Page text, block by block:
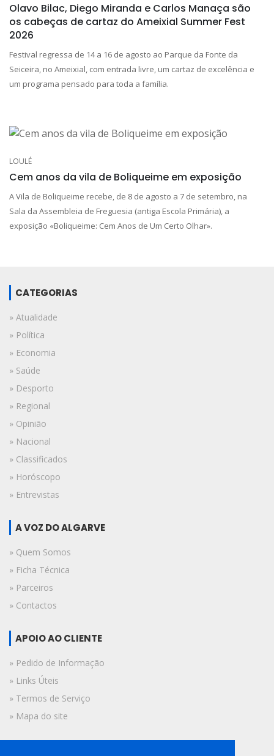
Olavo Bilac, Diego Miranda e Carlos Manaça são
os cabeças de cartaz do Ameixial Summer Fest
2026
Festival regressa de 14 a 16 de agosto ao Parque da Fonte da
Seiceira, no Ameixial, com entrada livre, um cartaz de excelência e
um programa pensado para toda a família.
LOULÉ
Cem anos da vila de Boliqueime em exposição
A Vila de Boliqueime recebe, de 8 de agosto a 7 de setembro, na
Sala da Assembleia de Freguesia (antiga Escola Primária), a
exposição «Boliqueime: Cem Anos de Um Certo Olhar».
CATEGORIAS
» Atualidade
» Política
» Economia
» Saúde
» Desporto
» Regional
» Opinião
» Nacional
» Classificados
» Horóscopo
» Entrevistas
A VOZ DO ALGARVE
» Quem Somos
» Ficha Técnica
» Parceiros
» Contactos
APOIO AO CLIENTE
» Pedido de Informação
» Links Úteis
» Termos de Serviço
» Mapa do site